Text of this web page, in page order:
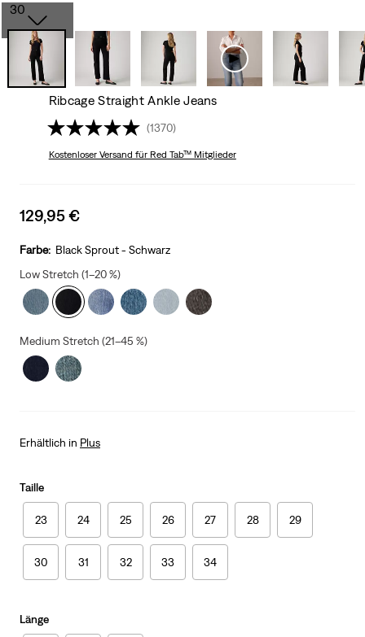
30
Ribcage Straight Ankle Jeans
(1370)
Kostenloser Versand für Red Tab™ Mitglieder
Sale
is
129,95 €
Farbe: Black Sprout - Schwarz
Low Stretch (1–20 %)
Medium Stretch (21–45 %)
Erhältlich in Plus
Taille
23 24 25 26 27 28 29
30 31 32 33 34
Länge